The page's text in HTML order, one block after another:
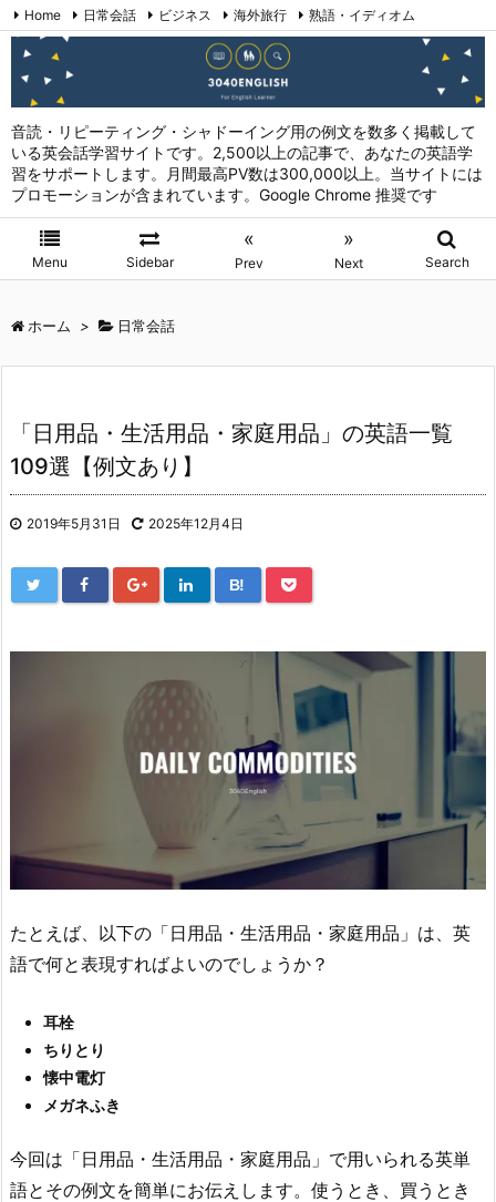
音読・リピーティング・シャドーイング用の例文を数多く掲載して
いる英会話学習サイトです。2,500以上の記事で、あなたの英語学
習をサポートします。月間最高PV数は300,000以上。当サイトには
プロモーションが含まれています。Google Chrome 推奨です
Menu Sidebar
«
Prev
»
Next Search
Home 日常会話 ビジネス 海外旅行
熟語・イディオム
英会話表現 (日本語→英語)
お問い合わせ
ホーム > 日常会話
「日用品・生活用品・家庭用品」の英語一覧
109選【例文あり】
2019年5月31日 2025年12月4日
B!
たとえば、以下の「日用品・生活用品・家庭用品」は、英
語で何と表現すればよいのでしょうか？
耳栓
ちりとり
懐中電灯
メガネふき
今回は「日用品・生活用品・家庭用品」で用いられる英単
語とその例文を簡単にお伝えします。使うとき、買うとき